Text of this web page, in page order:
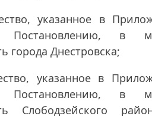
указанное в
Постановлению, в
города Днестровска;
указанное в
Постановлению, в
Слободзейского